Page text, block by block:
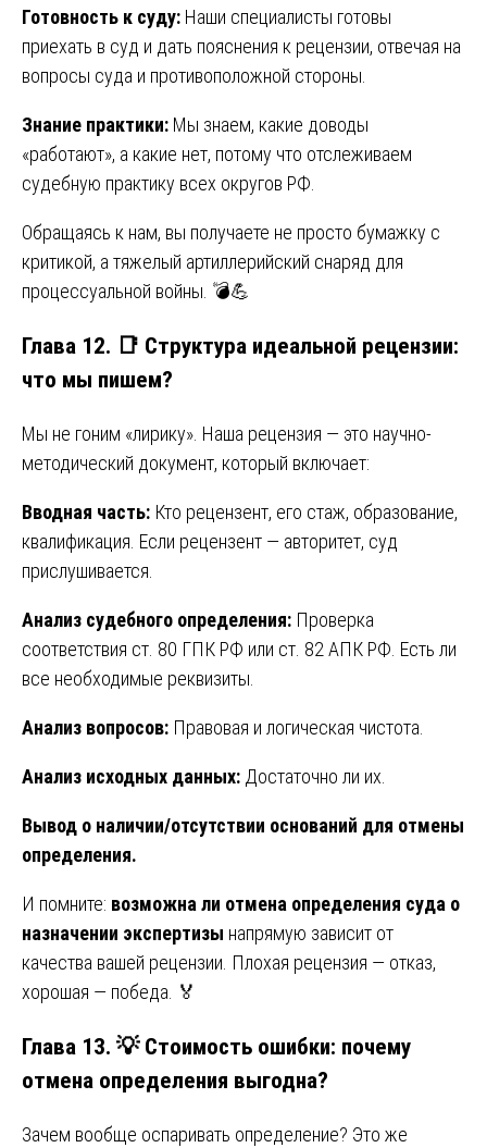
Готовность к суду: Наши специалисты готовы
приехать в суд и дать пояснения к рецензии, отвечая на
вопросы суда и противоположной стороны.
Знание практики: Мы знаем, какие доводы
«работают», а какие нет, потому что отслеживаем
судебную практику всех округов РФ.
Обращаясь к нам, вы получаете не просто бумажку с
критикой, а тяжелый артиллерийский снаряд для
процессуальной войны. 💣💪
Глава 12. 📑 Структура идеальной рецензии:
что мы пишем?
Мы не гоним «лирику». Наша рецензия — это научно-
методический документ, который включает:
Вводная часть: Кто рецензент, его стаж, образование,
квалификация. Если рецензент — авторитет, суд
прислушивается.
Анализ судебного определения: Проверка
соответствия ст. 80 ГПК РФ или ст. 82 АПК РФ. Есть ли
все необходимые реквизиты.
Анализ вопросов: Правовая и логическая чистота.
Анализ исходных данных: Достаточно ли их.
Вывод о наличии/отсутствии оснований для отмены
определения.
И помните: возможна ли отмена определения суда о
назначении экспертизы напрямую зависит от
качества вашей рецензии. Плохая рецензия — отказ,
хорошая — победа. 🏅
Глава 13. 💡 Стоимость ошибки: почему
отмена определения выгодна?
Зачем вообще оспаривать определение? Это же